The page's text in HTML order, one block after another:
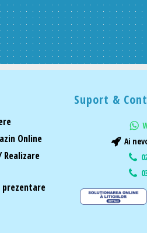
Online
prezentare
Suport &
Ai